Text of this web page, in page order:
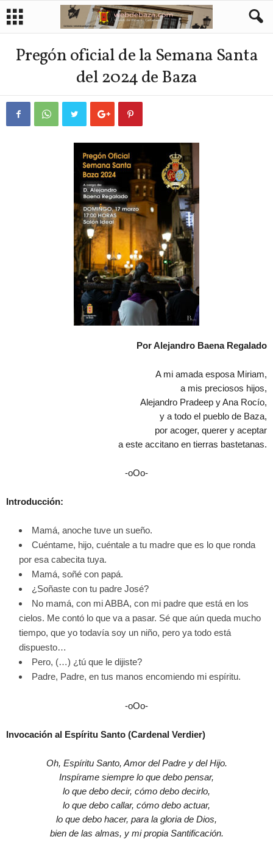
Pregón oficial de la Semana Santa
del 2024 de Baza
Por Alejandro Baena Regalado
A mi amada esposa Miriam,
a mis preciosos hijos,
Alejandro Pradeep y Ana Rocío,
y a todo el pueblo de Baza,
por acoger, querer y aceptar
a este accitano en tierras bastetanas.
-oOo-
Introducción:
Mamá, anoche tuve un sueño.
Cuéntame, hijo, cuéntale a tu madre que es lo que ronda
por esa cabecita tuya.
Mamá, soñé con papá.
¿Soñaste con tu padre José?
No mamá, con mi ABBA, con mi padre que está en los
cielos. Me contó lo que va a pasar. Sé que aún queda mucho
tiempo, que yo todavía soy un niño, pero ya todo está
dispuesto…
Pero, (…) ¿tú que le dijiste?
Padre, Padre, en tus manos encomiendo mi espíritu.
-oOo-
Invocación al Espíritu Santo (Cardenal Verdier)
Oh, Espíritu Santo, Amor del Padre y del Hijo.
Inspírame siempre lo que debo pensar,
lo que debo decir, cómo debo decirlo,
lo que debo callar, cómo debo actuar,
lo que debo hacer, para la gloria de Dios,
bien de las almas, y mi propia Santificación.